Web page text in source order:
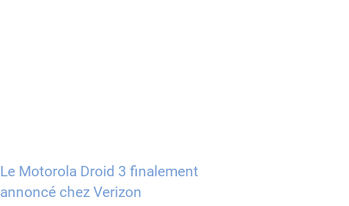
Le Motorola Droid 3 finalement
annoncé chez Verizon